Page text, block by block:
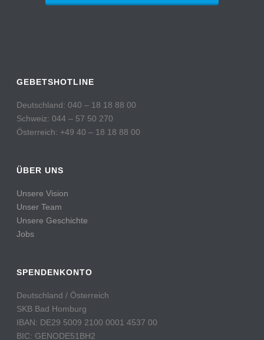
GEBETSHOTLINE
Deutschland: 040 – 18 18 88 00
Schweiz: 044 – 57 50 270
Österreich: +49 40 – 18 18 88 00
ÜBER UNS
Unsere Vision
Unser Team
Unsere Geschichte
Jobs
SPENDENKONTO
Deutschland / Österreich
SKB Bad Homburg
IBAN: DE29 5009 2100 0001 4537 00
BIC: GENODE51BH2